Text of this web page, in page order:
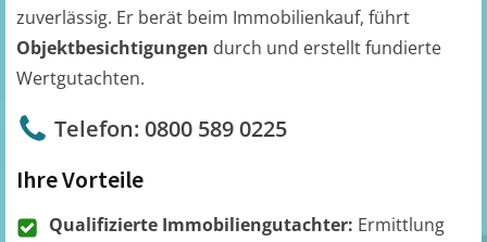
zuverlässig. Er berät beim Immobilienkauf, führt
Objektbesichtigungen durch und erstellt fundierte
Wertgutachten.
Telefon: 0800 589 0225
Ihre Vorteile
Qualifizierte Immobiliengutachter: Ermittlung